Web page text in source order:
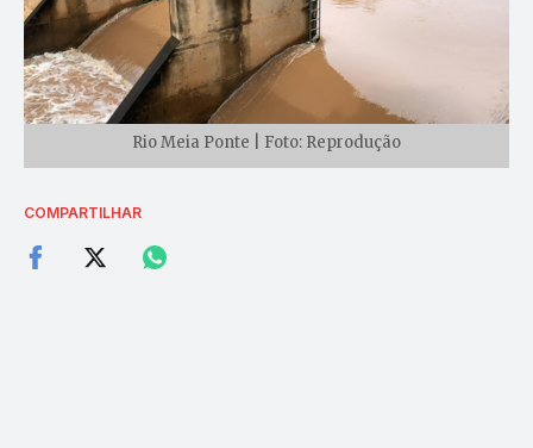
Rio Meia Ponte | Foto: Reprodução
COMPARTILHAR